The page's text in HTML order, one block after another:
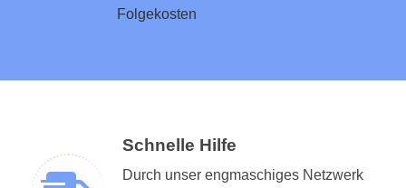
Folgekosten
Schnelle Hilfe
Durch unser engmaschiges Netzwerk